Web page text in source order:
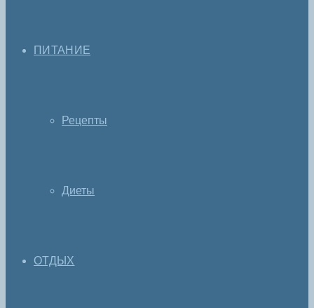
ПИТАНИЕ
Рецепты
Диеты
ОТДЫХ